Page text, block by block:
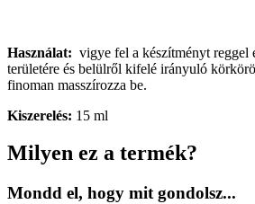
Használat: vigye fel a készítményt reggel
területére és belülről kifelé irányuló
finoman masszírozza be.
Kiszerelés: 15 ml
Milyen ez a termék?
Mondd el, hogy mit gondolsz...